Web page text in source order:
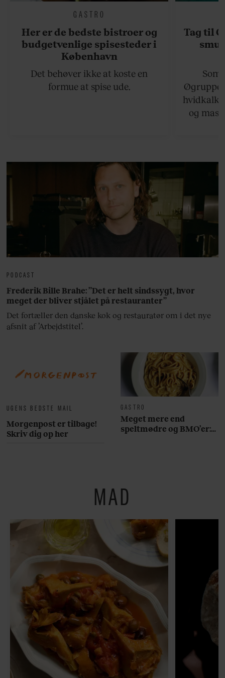
GASTRO
Her er de bedste bistroer og
budgetvenlige spisesteder i
København
Det behøver ikke at koste en
formue at spise ude.
Tag til
og
UGENS BEDSTE MAIL
Morgenpost er tilbage!
Skriv dig op her
GASTRO
Meget mere end
speltmødre og BMO’er:
PODCAST
Frederik Bille Brahe: ”Det er helt sindssygt, hvor
meget der bliver stjålet på restauranter”
Det fortæller den danske kok og restauratør om i det nye
afsnit af ’Arbejdstitel’.
MAD